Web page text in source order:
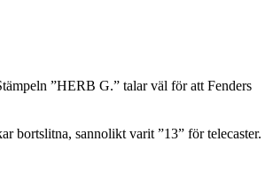
”HERB G.” talar väl för att Fenders
bortslitna, sannolikt varit ”13” för telecaster.